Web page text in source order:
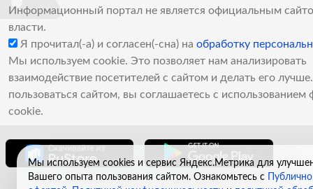
Информационный портал не является официальным
власти.
Я прочитал(-а) и согласен(-сна) на обработку
Мы используем cookie. Это позволяет нам анализировать
взаимодействие посетителей с сайтом и делать его
пользоваться сайтом, вы соглашаетесь с использованием
cookie.
Мы используем cookies и сервис Яндекс.Метрика для
Вашего опыта пользования сайтом. Ознакомьтесь с